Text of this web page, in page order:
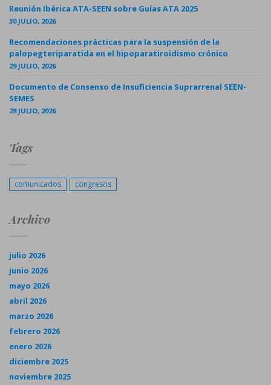
Reunión Ibérica ATA-SEEN sobre Guías ATA 2025
30 JULIO, 2026
Recomendaciones prácticas para la suspensión de la
palopegteriparatida en el hipoparatiroidismo crónico
29 JULIO, 2026
Documento de Consenso de Insuficiencia Suprarrenal SEEN-
SEMES
28 JULIO, 2026
Tags
comunicados congresos
Archivo
julio 2026
junio 2026
mayo 2026
abril 2026
marzo 2026
febrero 2026
enero 2026
diciembre 2025
noviembre 2025